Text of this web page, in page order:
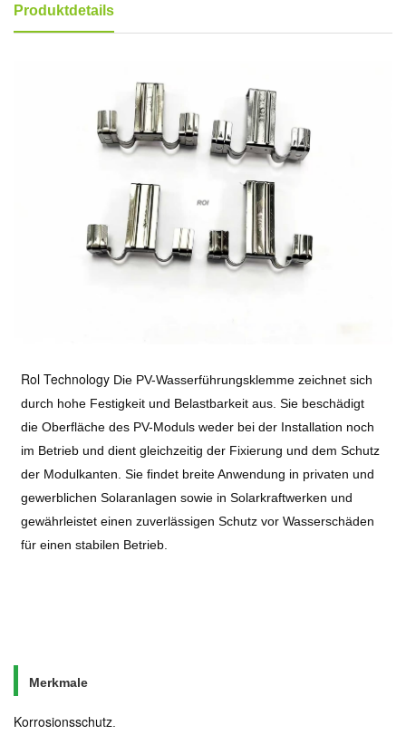
Produktdetails
Rol Technology Die PV-Wasserführungsklemme zeichnet sich
durch hohe Festigkeit und Belastbarkeit aus. Sie beschädigt
die Oberfläche des PV-Moduls weder bei der Installation noch
im Betrieb und dient gleichzeitig der Fixierung und dem Schutz
der Modulkanten. Sie findet breite Anwendung in privaten und
gewerblichen Solaranlagen sowie in Solarkraftwerken und
gewährleistet einen zuverlässigen Schutz vor Wasserschäden
für einen stabilen Betrieb.
Merkmale
Korrosionsschutz